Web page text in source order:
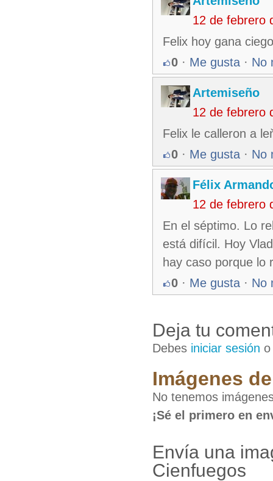
12 de febrero
Felix hoy gana ciego
0 · Me gusta · No
Artemiseño
12 de febrero
Felix le calleron a
0 · Me gusta · No
Félix
12 de febrero
En el séptimo. Lo
está difícil. Hoy
hay caso porque lo
0 · Me gusta · No
Deja tu
Debes iniciar sesión
Imágenes
No tenemos
¡Sé el primero en
Envía una
Cienfuegos